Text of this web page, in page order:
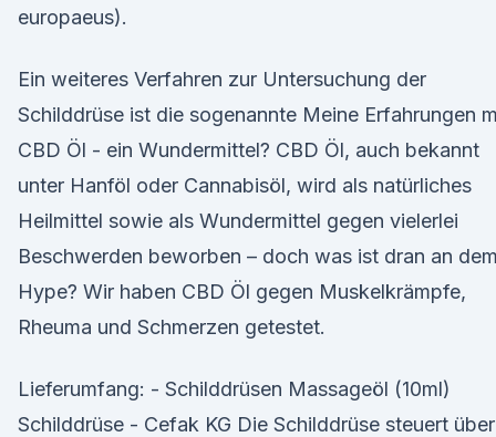
europaeus).
Ein weiteres Verfahren zur Untersuchung der
Schilddrüse ist die sogenannte Meine Erfahrungen
CBD Öl - ein Wundermittel? CBD Öl, auch bekannt
unter Hanföl oder Cannabisöl, wird als natürliches
Heilmittel sowie als Wundermittel gegen vielerlei
Beschwerden beworben – doch was ist dran an
Hype? Wir haben CBD Öl gegen Muskelkrämpfe,
Rheuma und Schmerzen getestet.
Lieferumfang: - Schilddrüsen Massageöl (10ml)
Schilddrüse - Cefak KG Die Schilddrüse steuert über